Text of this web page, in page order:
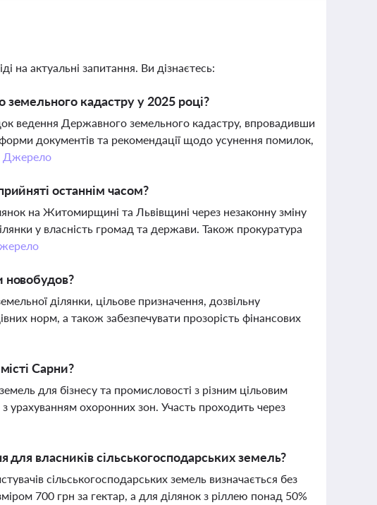
на актуальні запитання. Ви дізнаєтесь:
кадастру у 2025 році?
ведення Державного земельного кадастру, впровадивши
документів та рекомендації щодо усунення помилок,
Джерело
останнім часом?
на Житомирщині та Львівщині через незаконну зміну
у власність громад та держави. Також прокуратура
новобудов?
ділянки, цільове призначення, дозвільну
норм, а також забезпечувати прозорість фінансових
Сарни?
для бізнесу та промисловості з різним цільовим
урахуванням охоронних зон. Участь проходить через
для власників сільськогосподарських земель?
сільськогосподарських земель визначається без
700 грн за гектар, а для ділянок з ріллею понад 50%